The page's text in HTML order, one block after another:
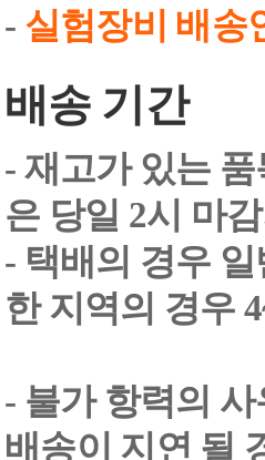
- 실험장비 배송
배송 기간
- 재고가 있는
은 당일 2시 마
- 택배의 경우
한 지역의 경우
- 불가 항력의
배송이 지연 될